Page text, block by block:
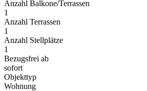
Anzahl Balkone/Terrassen
1
Anzahl Terrassen
1
Anzahl Stellplätze
1
Bezugsfrei ab
sofort
Objekttyp
Wohnung